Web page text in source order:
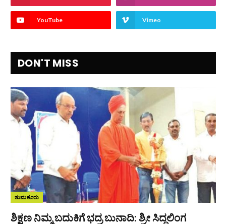
YouTube Vimeo
DON'T MISS
ತುಮಕೂರು
ಶಿಕ್ಷಣ ನಿಮ್ಮ ಬದುಕಿಗೆ ಭದ್ರ ಬುನಾದಿ: ಶ್ರೀ ಸಿದ್ಧಲಿಂಗ